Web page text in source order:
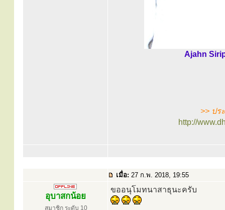
Ajahn
>> ปร
http://
เมื่อ: 27 ก.พ. 2018, 19:55
อุบาสกน้อย
สมาชิก ระดับ 10
ขออนุโมทนาสาธุนะครับ